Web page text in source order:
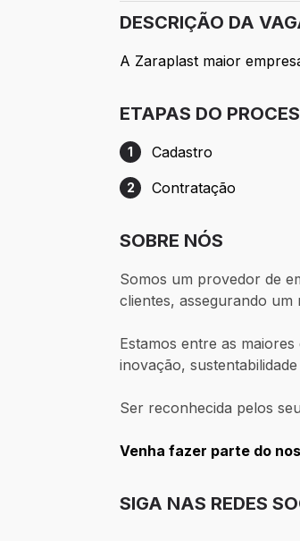
DESCRIÇÃO DA
A Zaraplast maior
ETAPAS DO
Etapa 1: Cadastro
1 Cadastro
Etapa 2: Contratação
2 Contratação
SOBRE NÓS
Somos um provedor de
clientes, assegurando
Estamos entre as
inovação,
Ser reconhecida pelos
Venha fazer parte do
SIGA NAS REDES